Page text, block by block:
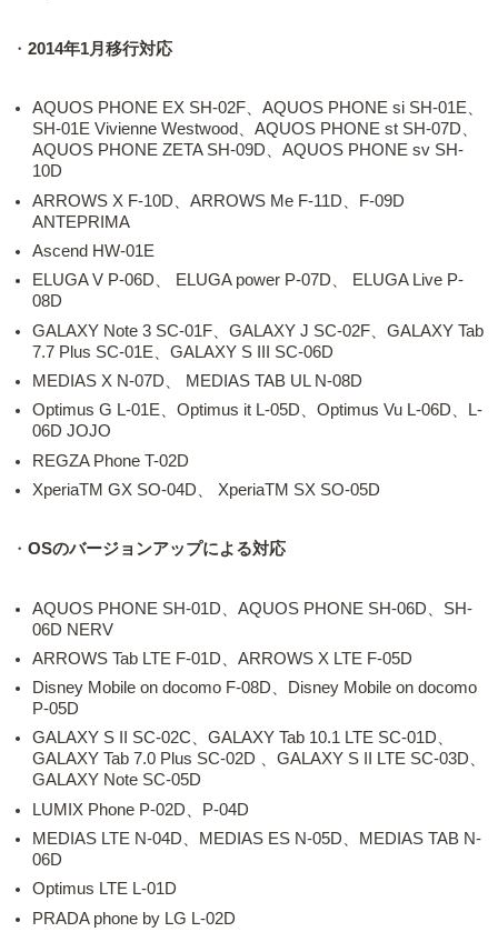
・ 2014年1月移行対応
AQUOS PHONE EX SH-02F、AQUOS PHONE si SH-01E、
SH-01E Vivienne Westwood、AQUOS PHONE st SH-07D、
AQUOS PHONE ZETA SH-09D、AQUOS PHONE sv SH-
10D
ARROWS X F-10D、ARROWS Me F-11D、F-09D
ANTEPRIMA
Ascend HW-01E
ELUGA V P-06D、 ELUGA power P-07D、 ELUGA Live P-
08D
GALAXY Note 3 SC-01F、GALAXY J SC-02F、GALAXY Tab
7.7 Plus SC-01E、GALAXY S III SC-06D
MEDIAS X N-07D、 MEDIAS TAB UL N-08D
Optimus G L-01E、Optimus it L-05D、Optimus Vu L-06D、L-
06D JOJO
REGZA Phone T-02D
XperiaTM GX SO-04D、 XperiaTM SX SO-05D
・ OSのバージョンアップによる対応
AQUOS PHONE SH-01D、AQUOS PHONE SH-06D、SH-
06D NERV
ARROWS Tab LTE F-01D、ARROWS X LTE F-05D
Disney Mobile on docomo F-08D、Disney Mobile on docomo
P-05D
GALAXY S II SC-02C、GALAXY Tab 10.1 LTE SC-01D、
GALAXY Tab 7.0 Plus SC-02D 、GALAXY S II LTE SC-03D、
GALAXY Note SC-05D
LUMIX Phone P-02D、P-04D
MEDIAS LTE N-04D、MEDIAS ES N-05D、MEDIAS TAB N-
06D
Optimus LTE L-01D
PRADA phone by LG L-02D